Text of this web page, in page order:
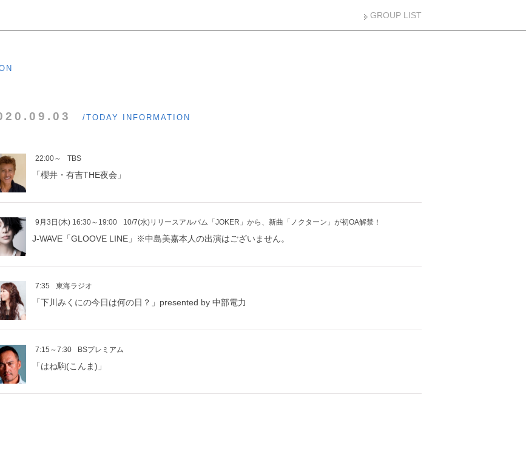
GROUP LIST
/TODAY INFORMATION
22:00～ TBS
「櫻井・有吉THE夜会」
9月3日(木) 16:30～19:00 10/7(水)リリースアルバム「JOKER」から、新曲「ノクターン」が初OA解禁！
J-WAVE「GLOOVE LINE」※中島美嘉本人の出演はございません。
7:35 東海ラジオ
「下川みくにの今日は何の日？」presented by 中部電力
7:15～7:30 BSプレミアム
「はね駒(こんま)」